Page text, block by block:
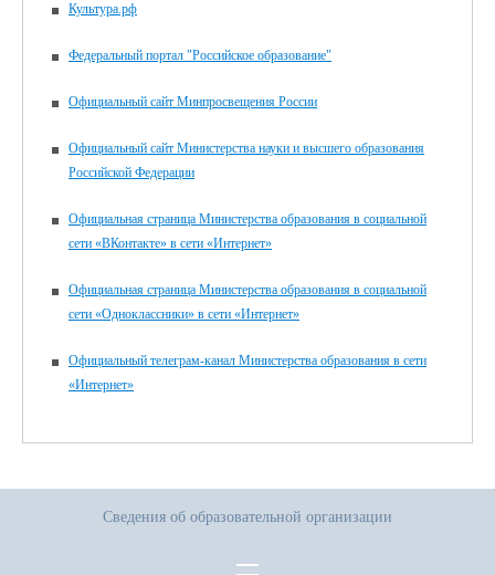
Культура.рф
Федеральный портал "Российское образование"
Официальный сайт Минпросвещения России
Официальный сайт Министерства науки и высшего образования
Российской Федерации
Официальная страница Министерства образования в социальной
сети «ВКонтакте» в сети «Интернет»
Официальная страница Министерства образования в социальной
сети «Одноклассники» в сети «Интернет»
Официальный телеграм-канал Министерства образования в сети
«Интернет»
Сведения об образовательной организации